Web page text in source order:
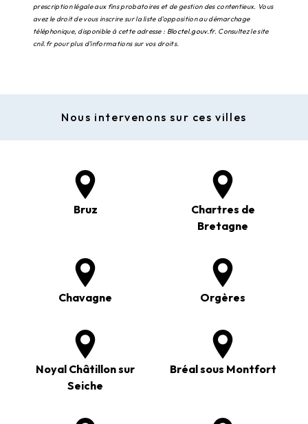
prescription légale aux fins probatoires et de gestion des contentieux. Vous
avez le droit de vous inscrire sur la liste d'opposition au démarchage
téléphonique, disponible à cette adresse : Bloctel.gouv.fr. Consultez le site
cnil.fr pour plus d’informations sur vos droits.
Nous intervenons sur ces villes
Bruz
Chartres de
Bretagne
Chavagne Orgères
Noyal Châtillon sur
Seiche
Bréal sous Montfort